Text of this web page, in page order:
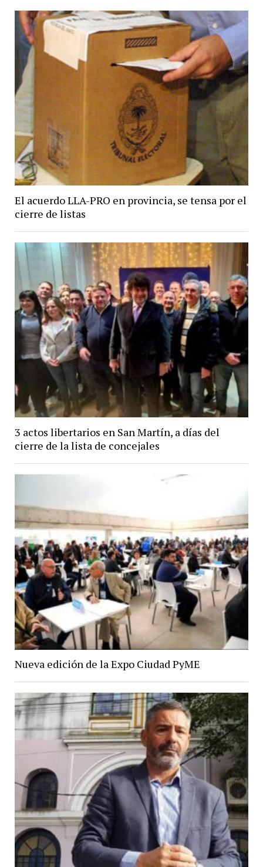
El acuerdo LLA-PRO en provincia, se tensa por el
cierre de listas
3 actos libertarios en San Martín, a días del
cierre de la lista de concejales
Nueva edición de la Expo Ciudad PyME